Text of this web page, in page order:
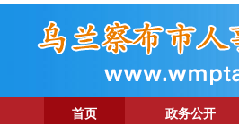
首页 政务公开